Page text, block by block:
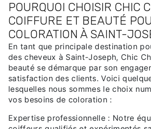
POURQUOI CHOISIR CHIC
COIFFURE ET BEAUTÉ
COLORATION À SAINT-
En tant que principale destination
des cheveux à Saint-Joseph, Chic
beauté se démarque par son
satisfaction des clients. Voici
lesquelles nous sommes le choix
vos besoins de coloration :
Expertise professionnelle : Notre